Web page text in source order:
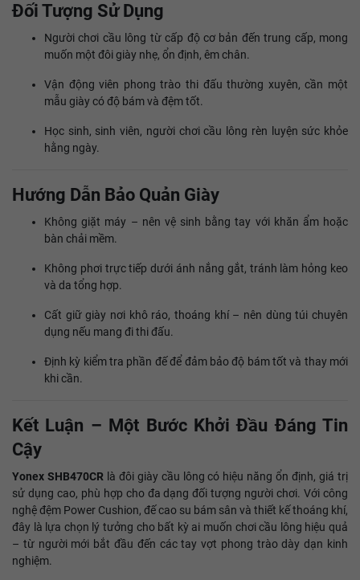
Đối Tượng Sử Dụng
Người chơi cầu lông từ cấp độ cơ bản đến trung cấp, mong
muốn một đôi giày nhẹ, ổn định, êm chân.
Vận động viên phong trào thi đấu thường xuyên, cần một
mẫu giày có độ bám và đệm tốt.
Học sinh, sinh viên, người chơi cầu lông rèn luyện sức khỏe
hằng ngày.
Hướng Dẫn Bảo Quản Giày
Không giặt máy – nên vệ sinh bằng tay với khăn ẩm hoặc
bàn chải mềm.
Không phơi trực tiếp dưới ánh nắng gắt, tránh làm hỏng keo
và da tổng hợp.
Cất giữ giày nơi khô ráo, thoáng khí – nên dùng túi chuyên
dụng nếu mang đi thi đấu.
Định kỳ kiểm tra phần đế để đảm bảo độ bám tốt và thay mới
khi cần.
Kết Luận – Một Bước Khởi Đầu Đáng Tin
Cậy
Yonex SHB470CR là đôi giày cầu lông có hiệu năng ổn định, giá trị
sử dụng cao, phù hợp cho đa dạng đối tượng người chơi. Với công
nghệ đệm Power Cushion, đế cao su bám sân và thiết kế thoáng khí,
đây là lựa chọn lý tưởng cho bất kỳ ai muốn chơi cầu lông hiệu quả
– từ người mới bắt đầu đến các tay vợt phong trào dày dạn kinh
nghiệm.